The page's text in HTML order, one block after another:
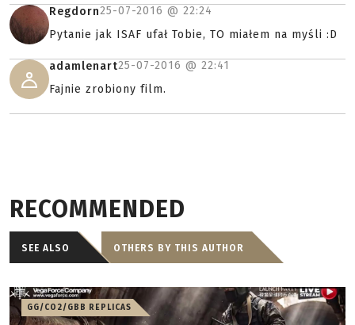
Regdorn25-07-2016 @ 22:24
Pytanie jak ISAF ufał Tobie, TO miałem na myśli :D
adamlenart25-07-2016 @ 22:41
Fajnie zrobiony film.
RECOMMENDED
SEE ALSO OTHERS BY THIS AUTHOR
GG/CO2/GBB REPLICAS